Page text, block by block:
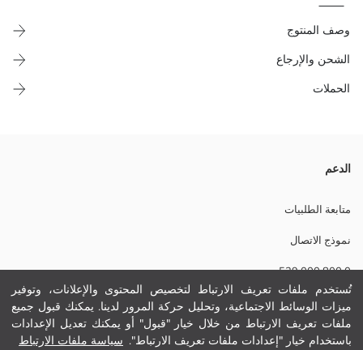
تُستخدم ملفات تعريف الارتباط لتخصيص المحتوى والإعلانات، وتوفير
ميزات الوسائط الاجتماعية، وتحليل حركة المرور لدينا. يمكنك قبول جميع
ملفات تعريف الارتباط من خلال خيار "قبول" أو يمكنك تعديل الإعدادات
باستخدام خيار "إعدادات ملفات تعريف الارتباط". سياسة ملفات الارتباط
وصف المنتوج
الشحن والإرجاع
الحملات
سروال عادي بخصر مطاطي، كيوفر الراحة للمستخدمة بفضل الخصر
المطاطي اللي كيضمن مقاس مريح. هاد السروال، كيعطي حرية الحركة بفضل
الجسم.
نسيج رئيسي:
الوزن:
تفاصيل الاستدامة:
نام تجاری:
الدعم
متابعة الطلبيات
نموذج الاتصال
0 800 000 529
مساعدة